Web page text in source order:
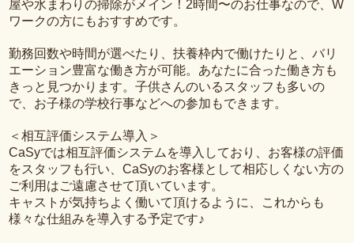
屋や水まわりの掃除がメイン！2時間〜のお仕事なので、W
ワークの方にもおすすめです。
勤務回数や時間が選べたり、扶養枠内で働けたりと、バリ
エーション豊富な働き方が可能。あなたに合った働き方も
きっと見つかります。子供さんのいるスタッフも多いの
で、お子様の学校行事などへの参加もできます。
＜相互評価システム導入＞
CaSyでは相互評価システムを導入しており、お客様の評価
をスタッフも行い、CaSyのお客様として相応しくない方の
ご利用はご遠慮させて頂いています。
キャストが気持ちよく働いて頂けるように、これからも
様々な仕組みを導入する予定です♪